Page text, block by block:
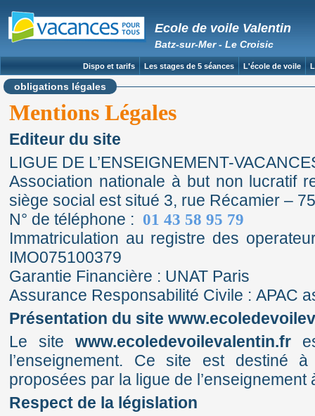
Ecole de voile Valentin
Batz-sur-Mer - Le Croisic
Dispo et tarifs Les stages de 5 séances L'école de voile
obligations légales
Mentions Légales
Editeur du site
LIGUE DE L’ENSEIGNEMENT-
Association nationale à but non lucratif
siège social est situé 3, rue Récamier –
N° de téléphone : 01 43 58 95 79
Immatriculation au registre des
IMO075100379
Garantie Financière : UNAT Paris
Assurance Responsabilité Civile : APAC
Présentation du site
Le site www.ecoledevoilevalentin.fr
l’enseignement. Ce site est destiné
proposées par la ligue de l’enseignement
Respect de la législation